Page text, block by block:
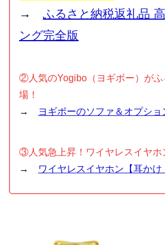
→ ふるさと納税返礼品
ング完全版
②人気のYogibo（ヨギボー）がふ
場！
→
ヨギボーのソファ＆オプショ
③人気急上昇！ワイヤレスイヤホ
→
ワイヤレスイヤホン【耳かけ